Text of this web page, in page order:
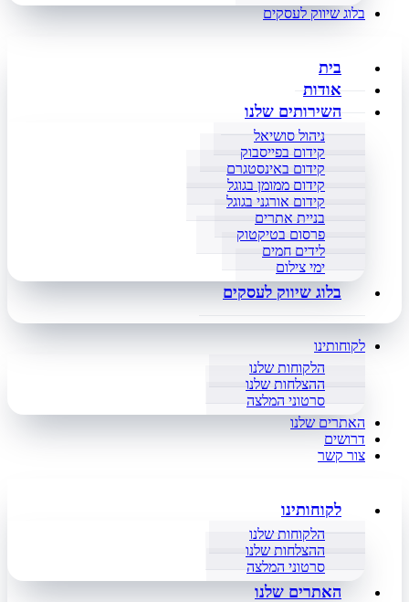
בלוג שיווק לעסקים
בית
אודות
השירותים שלנו
ניהול סושיאל
קידום בפייסבוק
קידום באינסטגרם
קידום ממומן בגוגל
קידום אורגני בגוגל
בניית אתרים
פרסום בטיקטוק
לידים חמים
ימי צילום
בלוג שיווק לעסקים
לקוחותינו
הלקוחות שלנו
ההצלחות שלנו
סרטוני המלצה
האתרים שלנו
דרושים
צור קשר
לקוחותינו
הלקוחות שלנו
ההצלחות שלנו
סרטוני המלצה
האתרים שלנו